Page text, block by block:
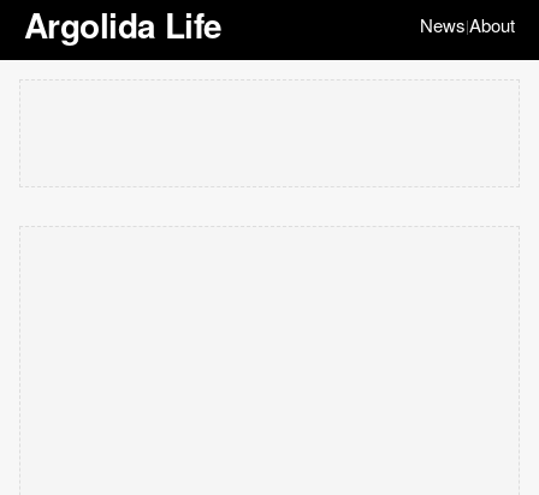
Argolida Life News|About